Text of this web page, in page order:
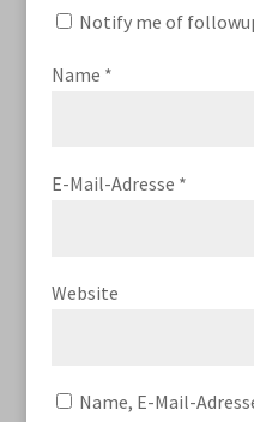
Notify me of
Name *
E-Mail-Adresse *
Website
Name, E-Mail-